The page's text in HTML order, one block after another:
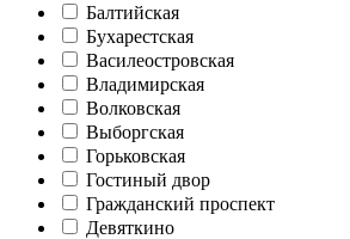
Балтийская
Бухарестская
Василеостровская
Владимирская
Волковская
Выборгская
Горьковская
Гостиный двор
Гражданский проспект
Девяткино